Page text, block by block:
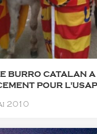
BURRO CATALAN
POUR
2010